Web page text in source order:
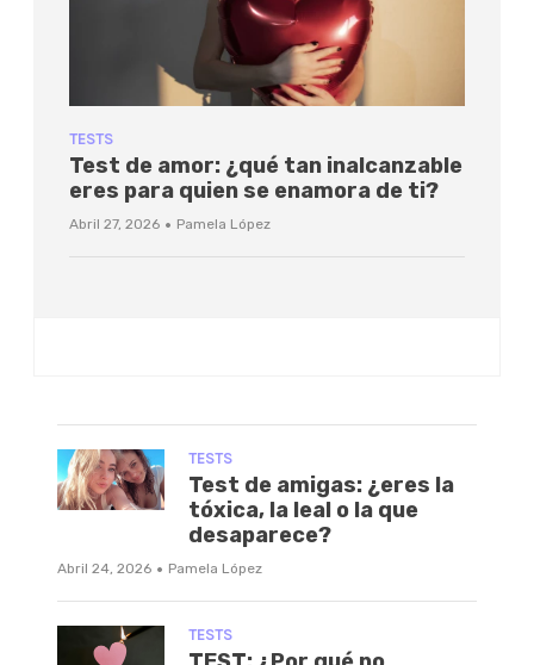
TESTS
Test de amor: ¿qué tan inalcanzable
eres para quien se enamora de ti?
Abril 27, 2026 · Pamela López
TESTS
Test de amigas: ¿eres la
tóxica, la leal o la que
desaparece?
Abril 24, 2026 · Pamela López
TESTS